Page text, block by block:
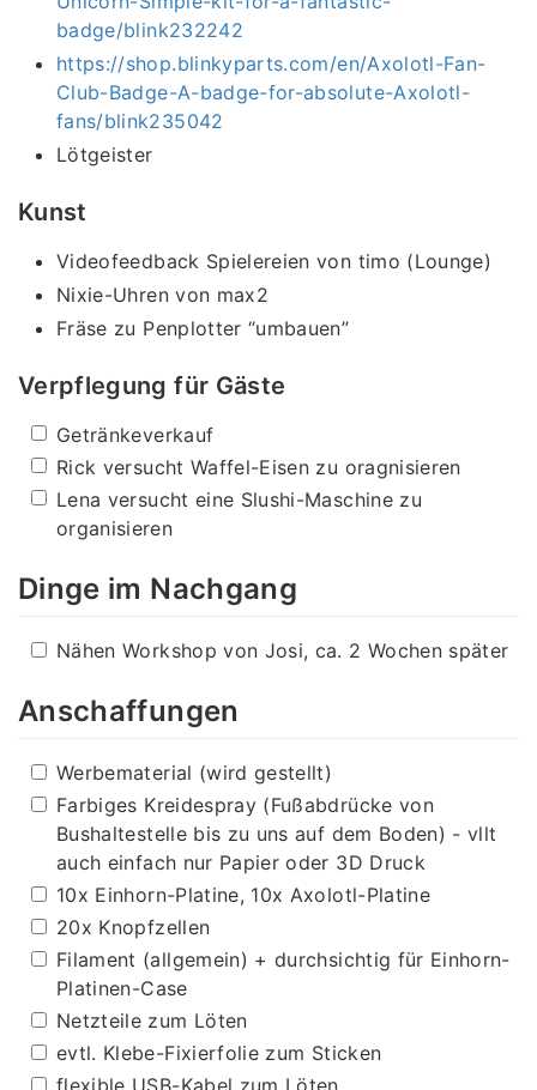
badge/blink232242
https://shop.blinkyparts.com/en/Axolotl-Fan-
Club-Badge-A-badge-for-absolute-Axolotl-
fans/blink235042
Lötgeister
Kunst
Videofeedback Spielereien von timo (Lounge)
Nixie-Uhren von max2
Fräse zu Penplotter “umbauen”
Verpflegung für Gäste
Getränkeverkauf
Rick versucht Waffel-Eisen zu oragnisieren
Lena versucht eine Slushi-Maschine zu
organisieren
Dinge im Nachgang
Nähen Workshop von Josi, ca. 2 Wochen später
Anschaffungen
Werbematerial (wird gestellt)
Farbiges Kreidespray (Fußabdrücke von
Bushaltestelle bis zu uns auf dem Boden) - vllt
auch einfach nur Papier oder 3D Druck
10x Einhorn-Platine, 10x Axolotl-Platine
20x Knopfzellen
Filament (allgemein) + durchsichtig für Einhorn-
Platinen-Case
Netzteile zum Löten
evtl. Klebe-Fixierfolie zum Sticken
flexible USB-Kabel zum Löten